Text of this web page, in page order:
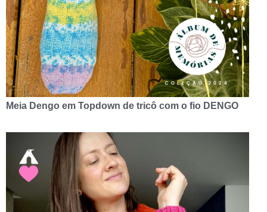
Meia Dengo em Topdown de tricô com o fio DENGO